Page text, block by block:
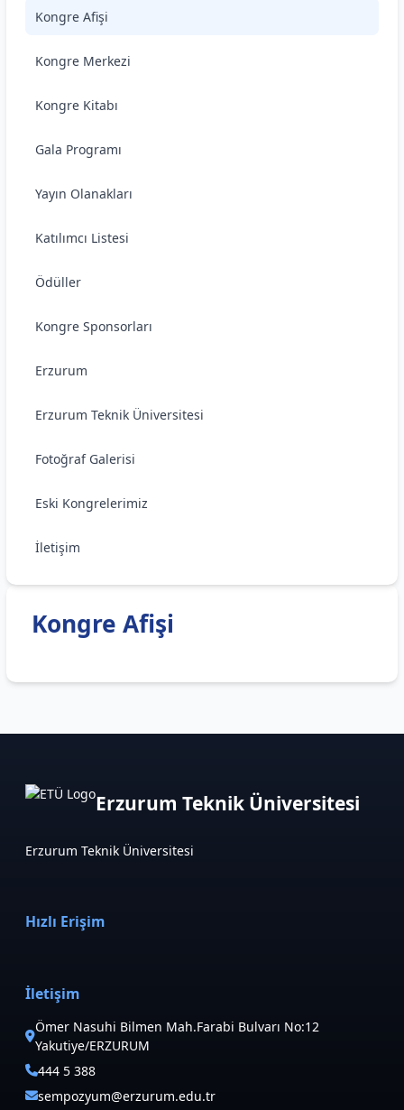
Kongre Afişi
Kongre Merkezi
Kongre Kitabı
Gala Programı
Yayın Olanakları
Katılımcı Listesi
Ödüller
Kongre Sponsorları
Erzurum
Erzurum Teknik Üniversitesi
Fotoğraf Galerisi
Eski Kongrelerimiz
İletişim
Kongre Afişi
Erzurum Teknik Üniversitesi
Erzurum Teknik Üniversitesi
Hızlı Erişim
İletişim
Ömer Nasuhi Bilmen Mah.Farabi Bulvarı No:12
Yakutiye/ERZURUM
444 5 388
sempozyum@erzurum.edu.tr